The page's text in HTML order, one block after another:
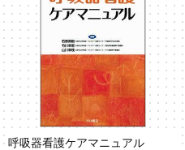
呼吸器看護ケアマニュアル